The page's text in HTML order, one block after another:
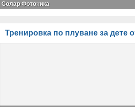
Солар Фотоника
Тренировка по плуване за дете